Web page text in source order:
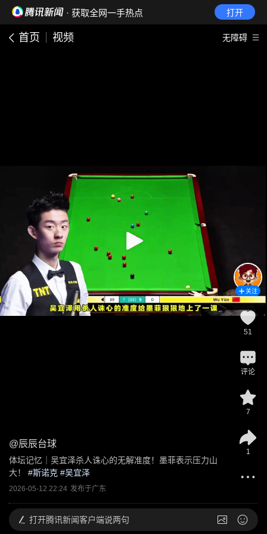
· 获取全网一手热点 打开
首页 视频 无障碍
@辰辰台球
体坛记忆｜吴宜泽杀人诛心的无解准度！墨菲表示压力山
大！
#斯诺克 #吴宜泽
2026-05-12 22:24 发布于广东
关注
51
评论
7
1
打开腾讯新闻客户端说两句